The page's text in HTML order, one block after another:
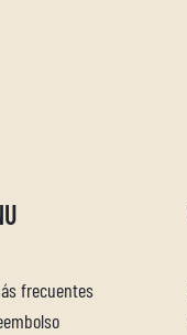
frecuentes